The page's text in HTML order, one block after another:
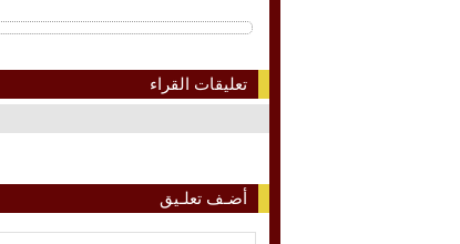
تعليقات القراء
أضـف تعلـيق